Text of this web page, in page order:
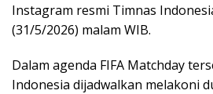
Instagram resmi Timnas
(31/5/2026) malam WIB.
Dalam agenda FIFA Matchday
Indonesia dijadwalkan melakoni